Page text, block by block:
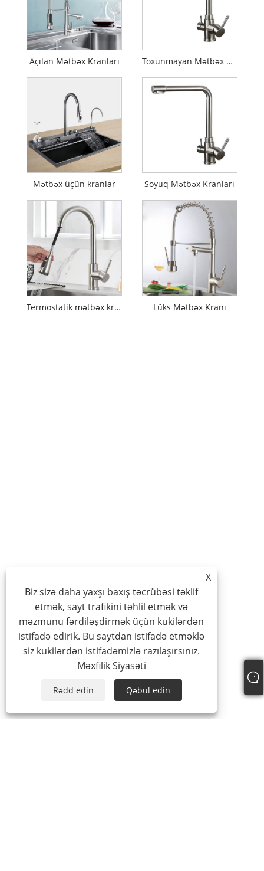
Açılan Mətbəx Kranları Toxunmayan Mətbəx Kranları
Mətbəx üçün kranlar Soyuq Mətbəx Kranları
Termostatik mətbəx kranı Lüks Mətbəx Kranı
X
Biz sizə daha yaxşı baxış təcrübəsi təklif
etmək, sayt trafikini təhlil etmək və
məzmunu fərdiləşdirmək üçün kukilərdən
istifadə edirik. Bu saytdan istifadə etməklə
siz kukilərdən istifadəmizlə razılaşırsınız.
Məxfilik Siyasəti
Rədd edin Qəbul edin